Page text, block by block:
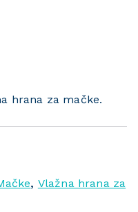
hrana za mačke.
, Vlažna hrana za